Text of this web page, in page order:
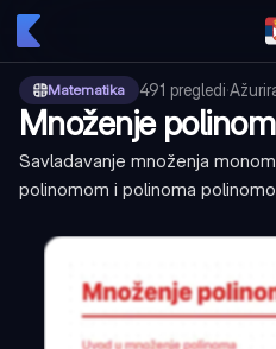
Matematika 491 pregledi·
Množenje
Savladavanje množenja
polinomom i polinoma